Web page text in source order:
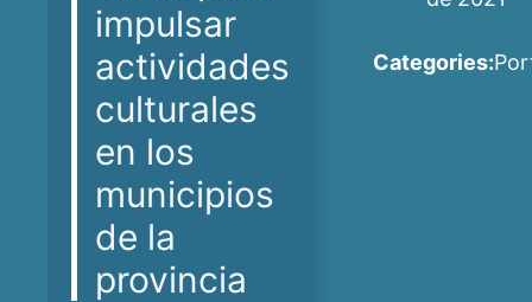
impulsar
actividades
culturales
en los
municipios
de la
provincia
Categories: